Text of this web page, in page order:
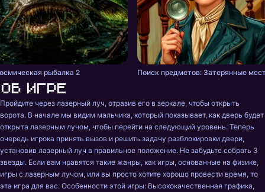
рыбалка 2 Поиск предметов: Затерянные
Об игре
Пройдите через лазерный луч, отразив его в зеркале, чтобы открыть
ворота. В начале мы видим мальчика, который показывает, как дверь будет
открыта лазерным лучом, чтобы перейти на следующий уровень. Теперь
очередь игрока принять вызов и решить задачу разблокировки двери,
установив лазерный луч в правильное положение. Не забудьте собрать 3
звезды. Если вам нравятся такие жанры, как игры, основанные на физике,
игры с лазерным лучом, или вы просто хотите хорошо провести время, то
эта игра для вас. Особенности этой игры: Высококачественная графика,